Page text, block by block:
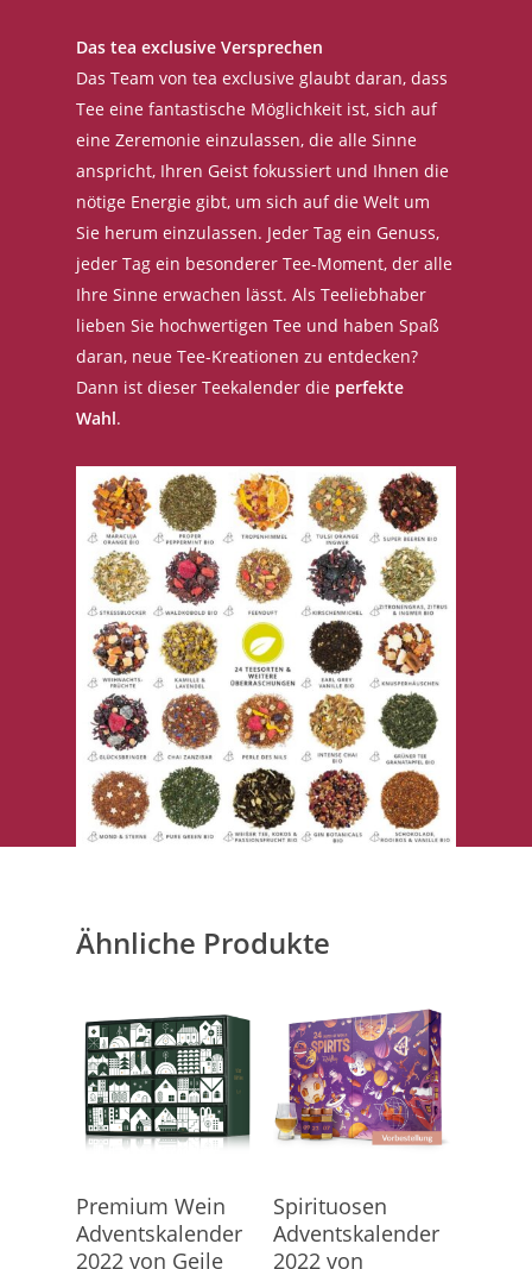
Das tea exclusive Versprechen
Das Team von tea exclusive glaubt daran, dass
Tee eine fantastische Möglichkeit ist, sich auf
eine Zeremonie einzulassen, die alle Sinne
anspricht, Ihren Geist fokussiert und Ihnen die
nötige Energie gibt, um sich auf die Welt um
Sie herum einzulassen. Jeder Tag ein Genuss,
jeder Tag ein besonderer Tee-Moment, der alle
Ihre Sinne erwachen lässt. Als Teeliebhaber
lieben Sie hochwertigen Tee und haben Spaß
daran, neue Tee-Kreationen zu entdecken?
Dann ist dieser Teekalender die perfekte
Wahl.
Ähnliche Produkte
Premium Wein
Adventskalender
2022 von Geile
Kalender
Spirituosen
Adventskalender
2022 von